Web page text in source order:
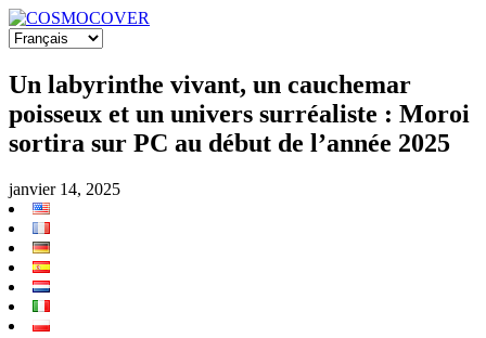
Un labyrinthe vivant, un cauchemar
poisseux et un univers surréaliste : Moroi
sortira sur PC au début de l’année 2025
janvier 14, 2025